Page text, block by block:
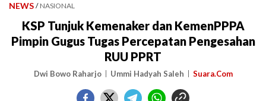
NEWS / NASIONAL
KSP Tunjuk Kemenaker dan KemenPPPA
Pimpin Gugus Tugas Percepatan Pengesahan
RUU PPRT
Dwi Bowo Raharjo Ummi Hadyah Saleh Suara.Com